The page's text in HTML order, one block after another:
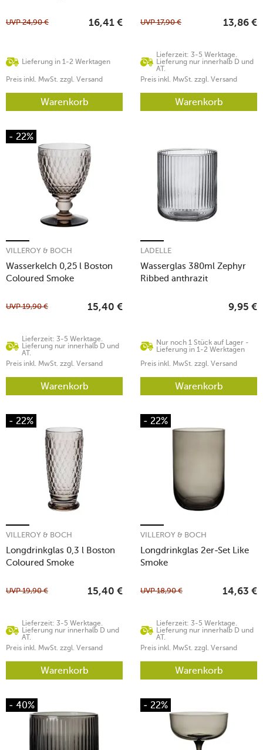
Lieferung in 1-2 Werktagen
UVP24,90 € 16,41 €
Preis inkl. MwSt. zzgl. Versand
Warenkorb
Lieferzeit: 3-5 Werktage.
Lieferung nur innerhalb D und
AT.
UVP17,90 € 13,86 €
Preis inkl. MwSt. zzgl. Versand
Warenkorb
- 22%
Wasserkelch 0,25 l Boston
Coloured Smoke
VILLEROY & BOCH
Lieferzeit: 3-5 Werktage.
Lieferung nur innerhalb D und
AT.
UVP19,90 € 15,40 €
Preis inkl. MwSt. zzgl. Versand
Warenkorb
Wasserglas 380ml Zephyr
Ribbed anthrazit
LADELLE
Nur noch 1 Stück auf Lager -
Lieferung in 1-2 Werktagen
9,95 €
Preis inkl. MwSt. zzgl. Versand
Warenkorb
- 22%
Longdrinkglas 0,3 l Boston
Coloured Smoke
VILLEROY & BOCH
Lieferzeit: 3-5 Werktage.
Lieferung nur innerhalb D und
AT.
UVP19,90 € 15,40 €
Preis inkl. MwSt. zzgl. Versand
Warenkorb
- 22%
Longdrinkglas 2er-Set Like
Smoke
VILLEROY & BOCH
Lieferzeit: 3-5 Werktage.
Lieferung nur innerhalb D und
AT.
UVP18,90 € 14,63 €
Preis inkl. MwSt. zzgl. Versand
Warenkorb
- 40% - 22%